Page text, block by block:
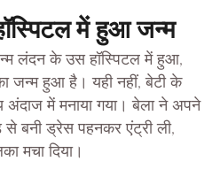
में हुआ जन्म
लंदन के उस हॉस्पिटल में हुआ,
जन्म हुआ है। यही नहीं, बेटी के
अंदाज में मनाया गया। बेला ने अपने
बनी ड्रेस पहनकर एंट्री ली,
मचा दिया।